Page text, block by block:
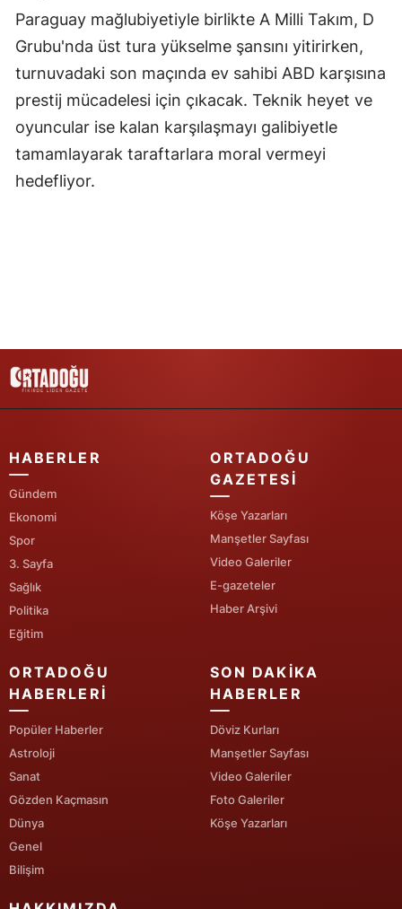
Ordu
Sakarya
Samsun
Uşak
Yozgat
Zonguldak
Aksaray
Karaman
Kırıkkale
Batman
Şırnak
Paraguay mağlubiyetiyle birlikte A Milli Takım, D
Grubu'nda üst tura yükselme şansını yitirirken,
turnuvadaki son maçında ev sahibi ABD karşısına
prestij mücadelesi için çıkacak. Teknik heyet ve
oyuncular ise kalan karşılaşmayı galibiyetle
tamamlayarak taraftarlara moral vermeyi
hedefliyor.
HABERLER
Gündem
Ekonomi
Spor
3. Sayfa
Sağlık
Politika
Eğitim
ORTADOĞU
GAZETESI
Köşe Yazarları
Manşetler Sayfası
Video Galeriler
E-gazeteler
Haber Arşivi
ORTADOĞU
HABERLERI
Popüler Haberler
Astroloji
Sanat
Gözden Kaçmasın
Dünya
Genel
Bilişim
SON DAKIKA
HABERLER
Döviz Kurları
Manşetler Sayfası
Video Galeriler
Foto Galeriler
Köşe Yazarları